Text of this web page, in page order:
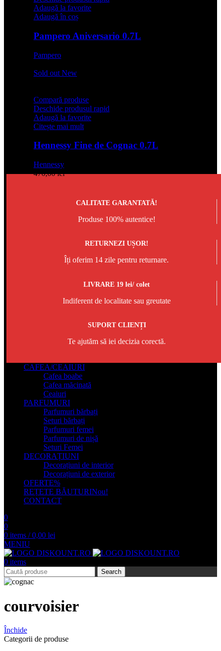
Adaugă la favorite
Adaugă în coș
Pampero Aniversario 0.7L
Pampero
Sold out New
Compară produse
Deschide produsul rapid
Adaugă la favorite
Citește mai mult
Hennessy Fine de Cognac 0.7L
Hennessy
470,00lei
CALITATE GARANTATĂ!
Produse 100% autentice!
RETURNEZI UȘOR!
Îți oferim 14 zile pentru returnare.
LIVRARE 19 lei/ colet
Indiferent de localitate sau greutate
SUPORT CLIENȚI
Te ajutăm să iei decizia corectă.
CAFEA/CEAIURI
Cafea boabe
Cafea măcinată
Ceaiuri
PARFUMURI
Parfumuri bărbați
Seturi bărbați
Parfumuri femei
Parfumuri de nișă
Seturi Femei
DECORAȚIUNI
Decorațiuni de interior
Decorațiuni de exterior
OFERTE%
REȚETE BĂUTURINou!
CONTACT
0
0
0 items / 0,00 lei
MENIU
0 items
Search
courvoisier
Închide
Categorii de produse